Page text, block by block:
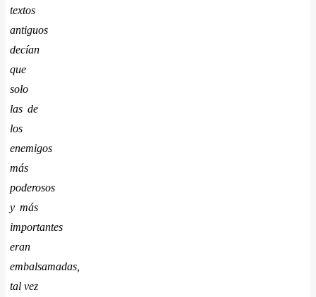
textos
antiguos
decían
que
solo
las de
los
enemigos
más
poderosos
y más
importantes
eran
embalsamadas,
tal vez